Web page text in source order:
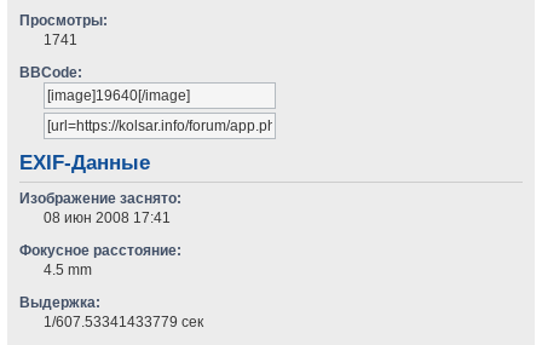
Просмотры:
1741
BBCode:
EXIF-Данные
Изображение заснято:
08 июн 2008 17:41
Фокусное расстояние:
4.5 mm
Выдержка:
1/607.53341433779 сек